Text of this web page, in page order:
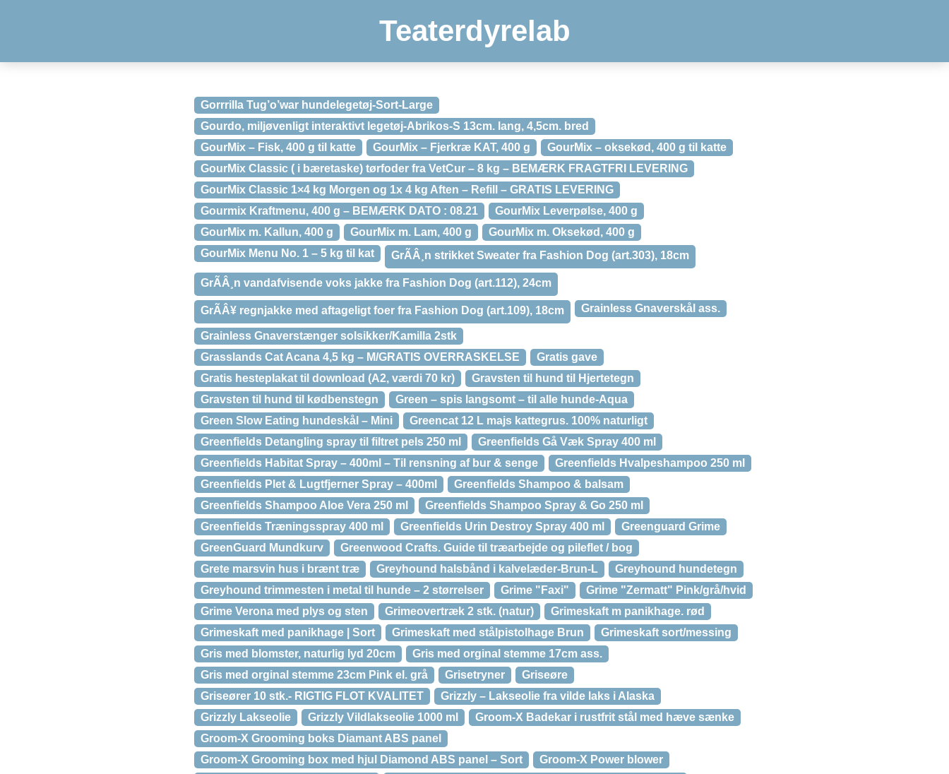
Teaterdyrelab
Gorrrilla Tug’o’war hundelegetøj-Sort-Large
Gourdo, miljøvenligt interaktivt legetøj-Abrikos-S 13cm. lang, 4,5cm. bred
GourMix – Fisk, 400 g til katte
GourMix – Fjerkræ KAT, 400 g
GourMix – oksekød, 400 g til katte
GourMix Classic ( i bæretaske) tørfoder fra VetCur – 8 kg – BEMÆRK FRAGTFRI LEVERING
GourMix Classic 1×4 kg Morgen og 1x 4 kg Aften – Refill – GRATIS LEVERING
Gourmix Kraftmenu, 400 g – BEMÆRK DATO : 08.21
GourMix Leverpølse, 400 g
GourMix m. Kallun, 400 g
GourMix m. Lam, 400 g
GourMix m. Oksekød, 400 g
GourMix Menu No. 1 – 5 kg til kat
GrÃÂ¸n strikket Sweater fra Fashion Dog (art.303), 18cm
GrÃÂ¸n vandafvisende voks jakke fra Fashion Dog (art.112), 24cm
GrÃÂ¥ regnjakke med aftageligt foer fra Fashion Dog (art.109), 18cm Grainless Gnaverskål ass.
Grainless Gnaverstænger solsikker/Kamilla 2stk
Grasslands Cat Acana 4,5 kg – M/GRATIS OVERRASKELSE
Gratis gave
Gratis hesteplakat til download (A2, værdi 70 kr)
Gravsten til hund til Hjertetegn
Gravsten til hund til kødbenstegn
Green – spis langsomt – til alle hunde-Aqua
Green Slow Eating hundeskål – Mini
Greencat 12 L majs kattegrus. 100% naturligt
Greenfields Detangling spray til filtret pels 250 ml
Greenfields Gå Væk Spray 400 ml
Greenfields Habitat Spray – 400ml – Til rensning af bur & senge
Greenfields Hvalpeshampoo 250 ml
Greenfields Plet & Lugtfjerner Spray – 400ml
Greenfields Shampoo & balsam
Greenfields Shampoo Aloe Vera 250 ml
Greenfields Shampoo Spray & Go 250 ml
Greenfields Træningsspray 400 ml
Greenfields Urin Destroy Spray 400 ml
Greenguard Grime
GreenGuard Mundkurv
Greenwood Crafts. Guide til træarbejde og pileflet / bog
Grete marsvin hus i brænt træ
Greyhound halsbånd i kalvelæder-Brun-L
Greyhound hundetegn
Greyhound trimmesten i metal til hunde – 2 størrelser
Grime "Faxi"
Grime "Zermatt" Pink/grå/hvid
Grime Verona med plys og sten
Grimeovertræk 2 stk. (natur)
Grimeskaft m panikhage. rød
Grimeskaft med panikhage | Sort
Grimeskaft med stålpistolhage Brun
Grimeskaft sort/messing
Gris med blomster, naturlig lyd 20cm
Gris med orginal stemme 17cm ass.
Gris med orginal stemme 23cm Pink el. grå
Grisetryner
Griseøre
Griseører 10 stk.- RIGTIG FLOT KVALITET
Grizzly – Lakseolie fra vilde laks i Alaska
Grizzly Lakseolie
Grizzly Vildlakseolie 1000 ml
Groom-X Badekar i rustfrit stål med hæve sænke
Groom-X Grooming boks Diamant ABS panel
Groom-X Grooming box med hjul Diamond ABS panel – Sort
Groom-X Power blower